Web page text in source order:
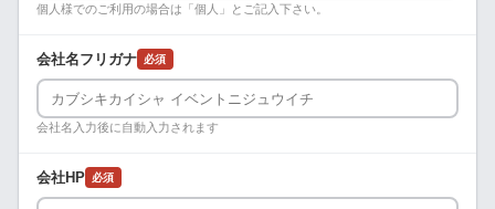
個人様でのご利用の場合は「個人」とご記入下さい。
会社名フリガナ 必須
会社名入力後に自動入力されます
会社HP 必須